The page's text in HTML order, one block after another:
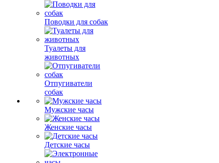
Поводки для собак
Туалеты для
животных
Отпугиватели
собак
Мужские часы
Женские часы
Детские часы